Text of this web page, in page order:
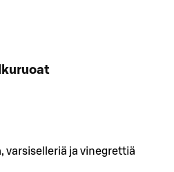
varsiselleriä ja vinegrettiä